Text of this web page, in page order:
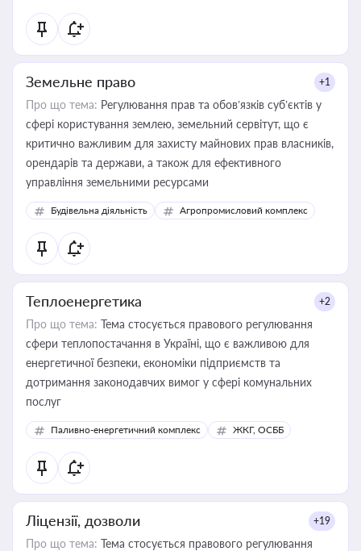
Земельне право +1
Про що тема: Регулювання прав та обов’язків суб’єктів у
сфері користування землею, земельний сервітут, що є
критично важливим для захисту майнових прав власників,
орендарів та держави, а також для ефективного
управління земельними ресурсами
Будівельна діяльність Агропромисловий комплекс
Теплоенергетика +2
Про що тема: Тема стосується правового регулювання
сфери теплопостачання в Україні, що є важливою для
енергетичної безпеки, економіки підприємств та
дотримання законодавчих вимог у сфері комунальних
послуг
Паливно-енергетичний комплекс ЖКГ, ОСББ
Ліцензії, дозволи +19
Про що тема: Тема стосується правового регулювання